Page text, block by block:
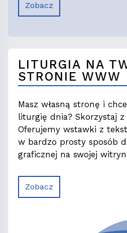
Zobacz
LITURGIA NA
STRONIE WWW
Masz własną stronę i
liturgię dnia? Skorzystaj z
Oferujemy wstawki z
w bardzo prosty sposób
graficznej na swojej
Zobacz